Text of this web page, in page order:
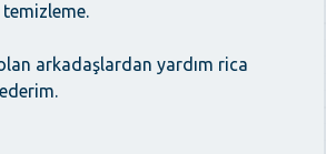
arkadaşlardan yardım rica